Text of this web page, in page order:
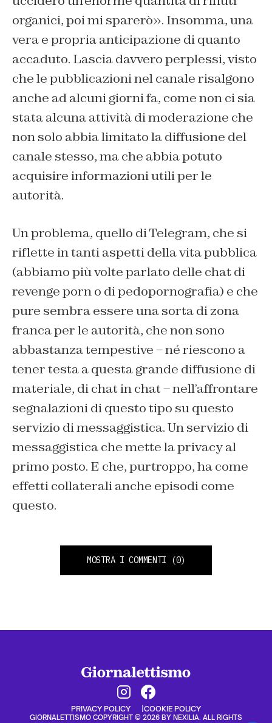
organici, poi mi sparerò». Insomma, una
vera e propria anticipazione di quanto
accaduto. Lascia davvero perplessi, visto
che le pubblicazioni nel canale risalgono
anche ad alcuni giorni fa, come non ci sia
stata alcuna attività di moderazione che
non solo abbia limitato la diffusione del
canale stesso, ma che abbia potuto
acquisire informazioni utili per le
autorità.
Un problema, quello di Telegram, che si
riflette in tanti aspetti della vita pubblica
(abbiamo più volte parlato delle chat di
revenge porn o di pedopornografia) e che
pure sembra essere una sorta di zona
franca per le autorità, che non sono
abbastanza tempestive – né riescono a
tener testa a questa grande diffusione di
materiale, di chat in chat – nell’affrontare
segnalazioni di questo tipo su questo
servizio di messaggistica. Un servizio di
messaggistica che mette la privacy al
primo posto. E che, purtroppo, ha come
effetti collaterali anche episodi come
questo.
MOSTRA I COMMENTI (0)
PRIVACY POLICY COOKIE POLICY
GIORNALETTISMO COPYRIGHT © 2026 BY NEXILIA. ALL RIGHTS